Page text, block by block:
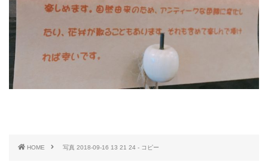
HOME 写真 2018-09-16 13 21 24 - コピー